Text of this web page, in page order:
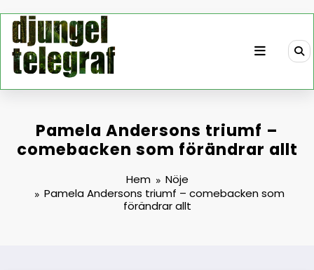
innehåll
Pamela Andersons triumf –
comebacken som förändrar allt
Hem
Nöje
Pamela Andersons triumf – comebacken som
förändrar allt